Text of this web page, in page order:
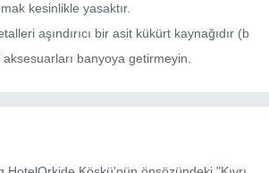
kesinlikle yasaktır.
aşındırıcı bir asit kükürt kaynağıdır (b
banyoya getirmeyin.